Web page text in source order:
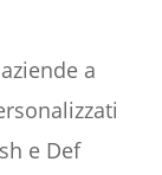
a
e Def